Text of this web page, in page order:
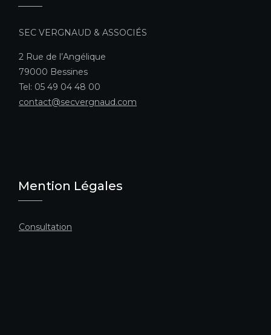
SEC VERGNAUD & ASSOCIÉS
2 Rue de l’Angélique
79000 Bessines
Tel: 05 49 04 48 00
contact@secvergnaud.com
Mention Légales
Consultation